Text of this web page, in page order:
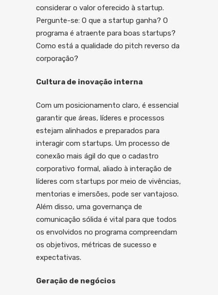
considerar o valor oferecido à startup.
Pergunte-se: O que a startup ganha? O
programa é atraente para boas startups?
Como está a qualidade do pitch reverso da
corporação?
Cultura de inovação interna
Com um posicionamento claro, é essencial
garantir que áreas, líderes e processos
estejam alinhados e preparados para
interagir com startups. Um processo de
conexão mais ágil do que o cadastro
corporativo formal, aliado à interação de
líderes com startups por meio de vivências,
mentorias e imersões, pode ser vantajoso.
Além disso, uma governança de
comunicação sólida é vital para que todos
os envolvidos no programa compreendam
os objetivos, métricas de sucesso e
expectativas.
Geração de negócios